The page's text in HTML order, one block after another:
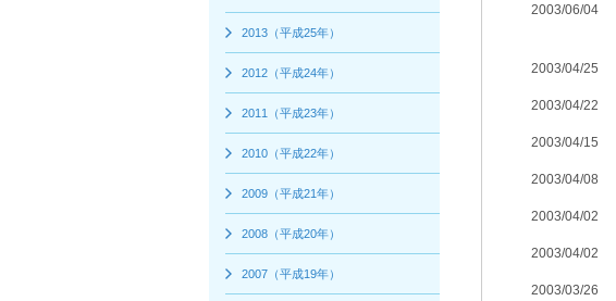
2013（平成25年）
2012（平成24年）
2011（平成23年）
2010（平成22年）
2009（平成21年）
2008（平成20年）
2007（平成19年）
2003/06/04
2003/04/25
2003/04/22
2003/04/15
2003/04/08
2003/04/02
2003/04/02
2003/03/26